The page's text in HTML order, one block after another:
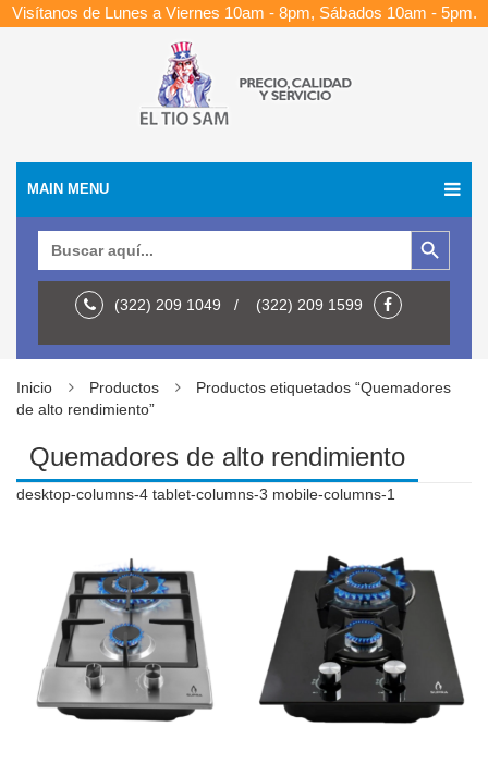
Visítanos de Lunes a Viernes 10am - 8pm, Sábados 10am - 5pm.
MAIN MENU
Botón de búsqueda
(322) 209 1049 / (322) 209 1599
Inicio Productos
Productos etiquetados “Quemadores
de alto rendimiento”
Quemadores de alto rendimiento
desktop-columns-4 tablet-columns-3 mobile-columns-1